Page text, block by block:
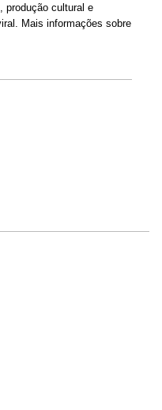
produção cultural e
Mais informações sobre